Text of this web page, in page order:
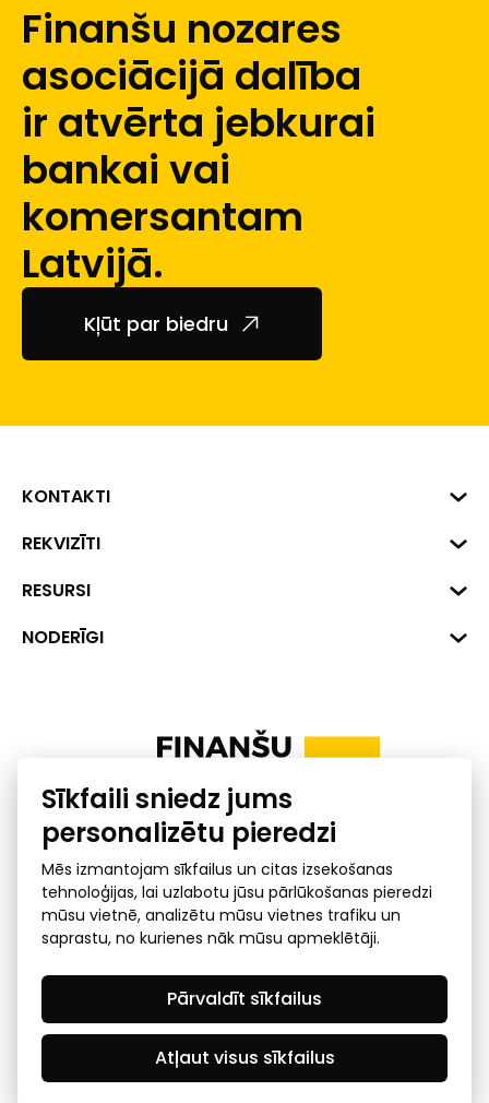
Finanšu nozares
asociācijā dalība
ir atvērta jebkurai
bankai vai
komersantam
Latvijā.
Kļūt par biedru
KONTAKTI
Biznesa centrs "VERDE" Roberta
info@financelatvia.eu
REKVIZĪTI
Reģ. Nr. 40008002175
Banka: SEB Banka
RESURSI
Dati
Uzņēmumu kredītspējas kalkulators
NODERĪGI
Ombuds
pieprasījums
© 2026 Latvijas Finanšu nozares asociācija - visas tiesības
rezervētas
Created by Mediapark
Sīkfaili sniedz jums
personalizētu pieredzi
Mēs izmantojam sīkfailus un citas izsekošanas
tehnoloģijas, lai uzlabotu jūsu pārlūkošanas pieredzi
mūsu vietnē, analizētu mūsu vietnes trafiku un
saprastu, no kurienes nāk mūsu apmeklētāji.
Atļaut visus sīkfailus
Pārvaldīt sīkfailus